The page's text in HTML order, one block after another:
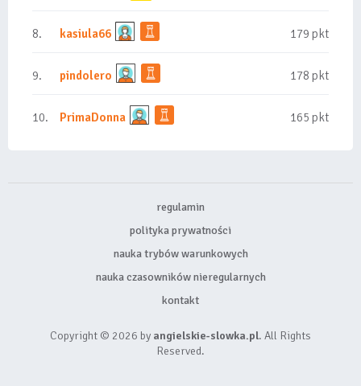
8. kasiula66 179 pkt
9. pindolero 178 pkt
10. PrimaDonna 165 pkt
regulamin
polityka prywatności
nauka trybów warunkowych
nauka czasowników nieregularnych
kontakt
Copyright © 2026 by angielskie-slowka.pl. All Rights
Reserved.